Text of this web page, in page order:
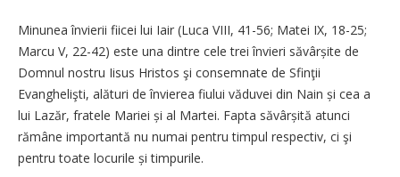
Minunea învierii fiicei lui Iair (Luca VIII, 41-56; Matei IX, 18-25;
Marcu V, 22-42) este una dintre cele trei învieri săvârșite de
Domnul nostru Iisus Hristos şi consemnate de Sfinţii
Evanghelişti, alături de învierea fiului văduvei din Nain și cea a
lui Lazăr, fratele Mariei și al Martei. Fapta săvârșită atunci
rămâne importantă nu numai pentru timpul respectiv, ci şi
pentru toate locurile și timpurile.